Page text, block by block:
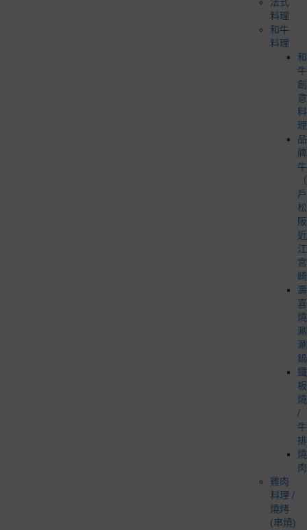
料理
和牛
料理
和
牛
創
意
料
理
品
牌
牛
松
近
宮
壽
喜
燒
涮
涮
鍋
鐵
板
燒
/
牛
排
燒
肉
雞肉
料理 /
燒烤
(串燒)